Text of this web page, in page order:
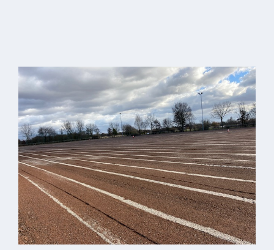
Schwesternhaus
1906
Bürgerhospital
Deidesheim
Akten
ab
1793
Geplante
Regionalbahn